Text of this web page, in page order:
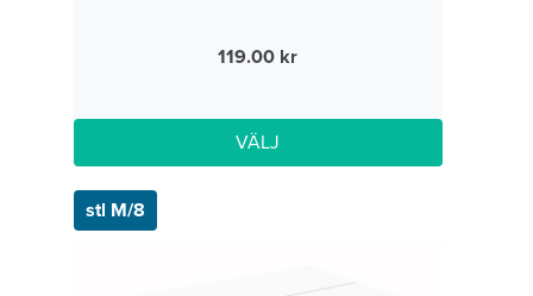
119.00
VÄLJ
stl M/8